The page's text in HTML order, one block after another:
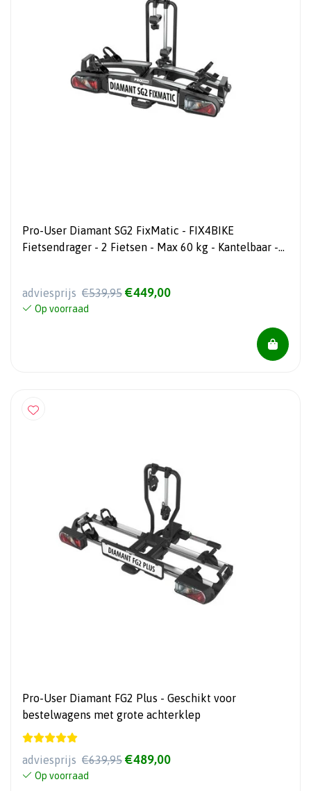
Pro-User Diamant SG2 FixMatic - FIX4BIKE
Fietsendrager - 2 Fietsen - Max 60 kg - Kantelbaar -
adviesprijs €539,95 €449,00
Op voorraad
Pro-User Diamant FG2 Plus - Geschikt voor
bestelwagens met grote achterklep
adviesprijs €639,95 €489,00
Op voorraad